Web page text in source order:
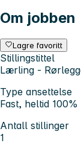
Om jobben
Lagre favoritt
Stillingstittel
Lærling -
Type ansettelse
Fast, heltid 100%
Antall stillinger
1